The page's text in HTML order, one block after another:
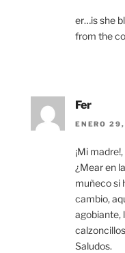
er…is she
from the
Fer
ENERO
¡Mi
¿Mear en
muñeco si
cambio,
agobiante,
Saludos.